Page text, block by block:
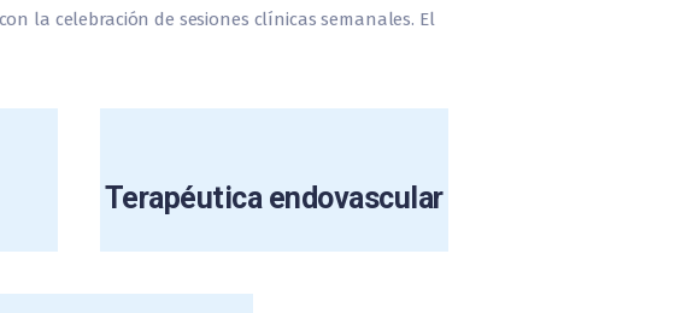
la celebración de sesiones clínicas semanales. El
Terapéutica endovascular